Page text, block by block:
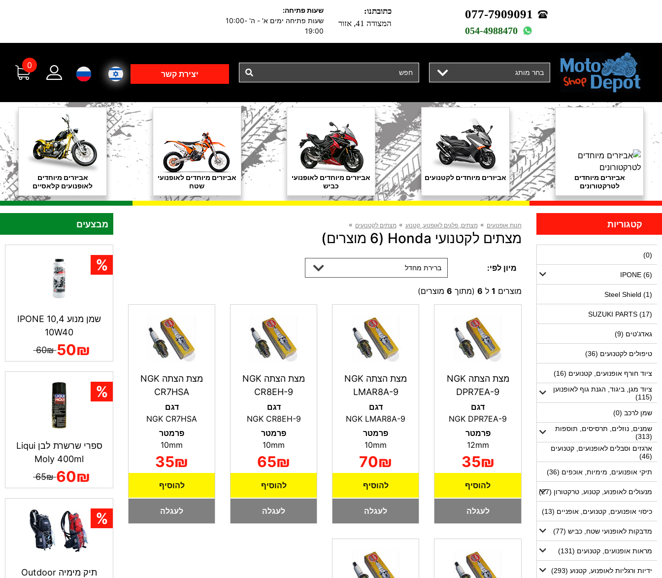
077-7909091
054-4988470
כתובתנו:
המצודה 41, אזור
שעות פתיחה:
שעות פתיחה ימים א' - ה' 10:00-
19:00
בחר מותג יצירת קשר
0
אביזרים מיוחדים
לטרקטורונים
אביזרים מיוחדים לקטנועים
אביזרים מיוחדים לאופנועי
כביש
אביזרים מיוחדים לאופנועי
שטח
אביזרים מיוחדים
לאופנועים קלאסיים
קטגוריות
(0)
IPONE (6)
Steel Shield (1)
SUZUKI PARTS (17)
גאדג'טים (9)
טיפולים לקטנועים (36)
ציוד חורף אופנועים, קטנועים (16)
ציוד מגן, ביגוד, הגנת גוף לאופנוען
(115)
שמן לרכב (0)
שמנים, נוזלים, תרסיסים, תוספות
(313)
ארגזים וסבלים לאופנועים, קטנועים
(46)
תיקי אופנועים, מימיות, אוכפים (36)
מנעולים לאופנוע, קטנוע, טרקטורון (27)
כיסוי אופנועים, קטנועים, אופניים (13)
מדבקות לאופנועי שטח, כביש (77)
מראות אופנועים, קטנועים (131)
ידיות ורגליות לאופנוע, קטנוע (293)
חנות אופנועים » מצתים, פלגים לאופנוע, קטנוע » מצתים לקטנועים »
מצתים לקטנועי Honda (6 מוצרים)
מיון לפי: ברירת מחדל
מוצרים 1 ל 6 (מתוך 6 מוצרים)
מצת הצתה NGK
DPR7EA-9
דגם
NGK DPR7EA-9
פרמטר
35₪
להוסיף
לעגלה
מצת הצתה NGK
LMAR8A-9
דגם
NGK LMAR8A-9
פרמטר
70₪
להוסיף
לעגלה
מצת הצתה NGK
CR8EH-9
דגם
NGK CR8EH-9
פרמטר
65₪
להוסיף
לעגלה
מצת הצתה NGK
CR7HSA
דגם
NGK CR7HSA
פרמטר
35₪
להוסיף
לעגלה
מבצעים
שמן מנוע IPONE 10,4
10W40
50₪
60₪
ספרי שרשרת לבן Liqui
Moly 400ml
60₪
65₪
תיק מימיה Outdoor